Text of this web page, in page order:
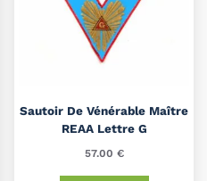
Sautoir De Vénérable Maître
REAA Lettre G
57.00 €